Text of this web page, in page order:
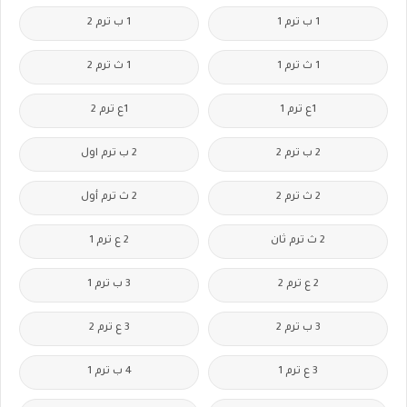
1 ب ترم 1 1 ب ترم 2
1 ث ترم 1 1 ث ترم 2
1ع ترم 1 1ع ترم 2
2 ب ترم 2 2 ب ترم اول
2 ث ترم 2 2 ث ترم أول
2 ث ترم ثان 2 ع ترم 1
2 ع ترم 2 3 ب ترم 1
3 ب ترم 2 3 ع ترم 2
3 ع ترم 1 4 ب ترم 1